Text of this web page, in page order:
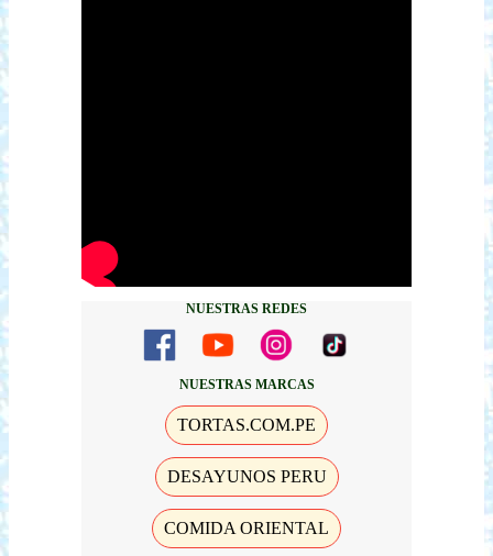
NUESTRAS REDES
NUESTRAS MARCAS
TORTAS.COM.PE
DESAYUNOS PERU
COMIDA ORIENTAL